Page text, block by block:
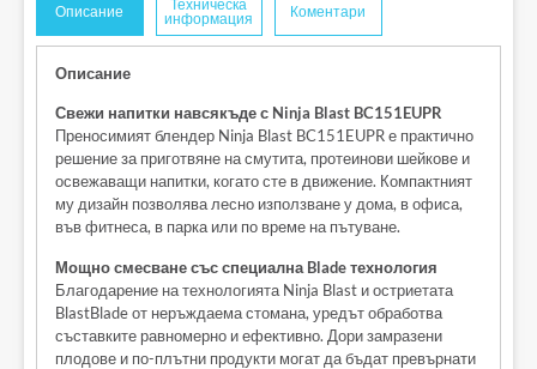
Описание
Техническа
информация
Коментари
Описание
Свежи напитки навсякъде с Ninja Blast BC151EUPR
Преносимият блендер Ninja Blast BC151EUPR е практично
решение за приготвяне на смутита, протеинови шейкове и
освежаващи напитки, когато сте в движение. Компактният
му дизайн позволява лесно използване у дома, в офиса,
във фитнеса, в парка или по време на пътуване.
Мощно смесване със специална Blade технология
Благодарение на технологията Ninja Blast и остриетата
BlastBlade от неръждаема стомана, уредът обработва
съставките равномерно и ефективно. Дори замразени
плодове и по-плътни продукти могат да бъдат превърнати